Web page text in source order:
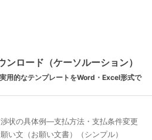
ロード（ケーソルーション）
用的なテンプレートをWord・Excel形式で
状の具体例―支払方法・支払条件変更
い文（お願い文書）（シンプル）